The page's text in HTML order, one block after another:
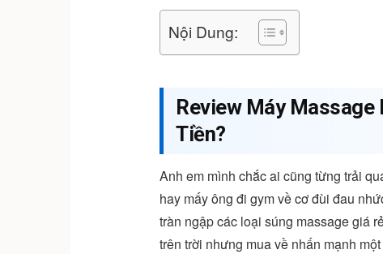
Nội Dung:
Review Máy Massage
Tiền?
Anh em mình chắc ai cũng từng trải
hay mấy ông đi gym về cơ đùi đau
tràn ngập các loại súng massage giá
trên trời nhưng mua về nhấn mạnh